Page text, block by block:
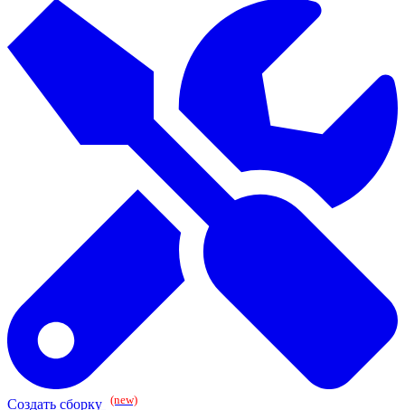
Создать сборку (new)